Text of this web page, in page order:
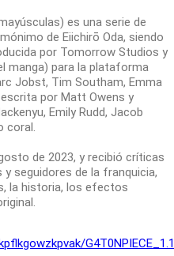
es una serie de
de Eiichirō Oda, siendo
por Tomorrow Studios y
manga) para la plataforma
Jobst, Tim Southam, Emma
por Matt Owens y
Emily Rudd, Jacob
coral.
de 2023, ​y recibió críticas
seguidores de la franquicia,
la historia, los efectos